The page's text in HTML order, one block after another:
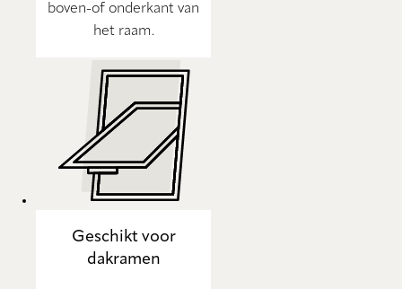
boven-of onderkant van
het raam.
Geschikt voor
dakramen